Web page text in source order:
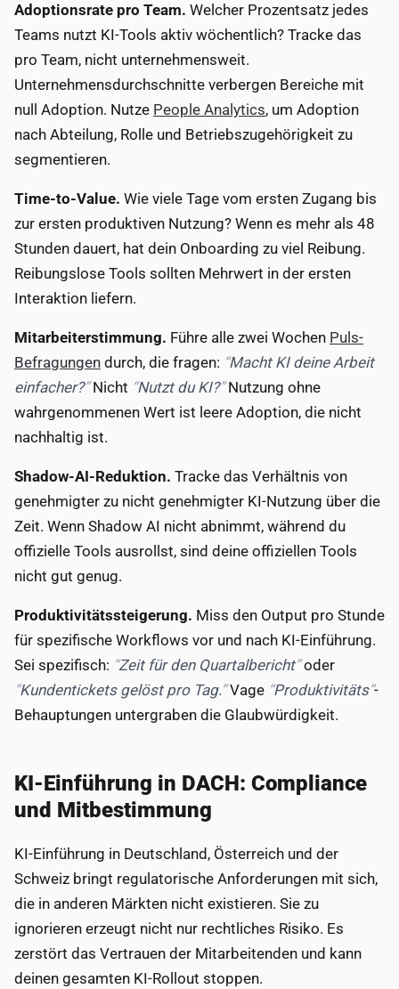
Adoptionsrate pro Team. Welcher Prozentsatz jedes
Teams nutzt KI-Tools aktiv wöchentlich? Tracke das
pro Team, nicht unternehmensweit.
Unternehmensdurchschnitte verbergen Bereiche mit
null Adoption. Nutze People Analytics, um Adoption
nach Abteilung, Rolle und Betriebszugehörigkeit zu
segmentieren.
Time-to-Value. Wie viele Tage vom ersten Zugang bis
zur ersten produktiven Nutzung? Wenn es mehr als 48
Stunden dauert, hat dein Onboarding zu viel Reibung.
Reibungslose Tools sollten Mehrwert in der ersten
Interaktion liefern.
Mitarbeiterstimmung. Führe alle zwei Wochen Puls-
Befragungen durch, die fragen: Macht KI deine Arbeit
einfacher? Nicht Nutzt du KI? Nutzung ohne
wahrgenommenen Wert ist leere Adoption, die nicht
nachhaltig ist.
Shadow-AI-Reduktion. Tracke das Verhältnis von
genehmigter zu nicht genehmigter KI-Nutzung über die
Zeit. Wenn Shadow AI nicht abnimmt, während du
offizielle Tools ausrollst, sind deine offiziellen Tools
nicht gut genug.
Produktivitätssteigerung. Miss den Output pro Stunde
für spezifische Workflows vor und nach KI-Einführung.
Sei spezifisch: Zeit für den Quartalbericht oder
Kundentickets gelöst pro Tag. Vage Produktivitäts -
Behauptungen untergraben die Glaubwürdigkeit.
KI-Einführung in DACH: Compliance
und Mitbestimmung
KI-Einführung in Deutschland, Österreich und der
Schweiz bringt regulatorische Anforderungen mit sich,
die in anderen Märkten nicht existieren. Sie zu
ignorieren erzeugt nicht nur rechtliches Risiko. Es
zerstört das Vertrauen der Mitarbeitenden und kann
deinen gesamten KI-Rollout stoppen.